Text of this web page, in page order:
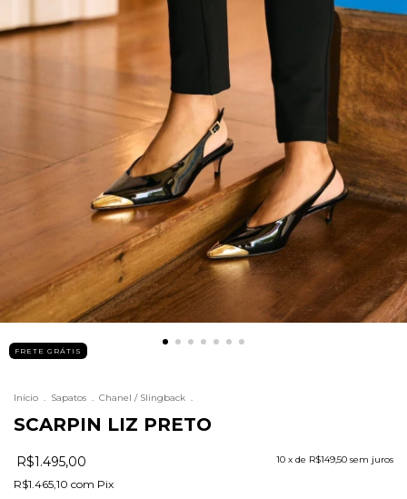
FRETE GRÁTIS
Início . Sapatos . Chanel / Slingback .
SCARPIN LIZ PRETO
R$1.495,00 10 x de R$149,50 sem juros
R$1.465,10 com Pix